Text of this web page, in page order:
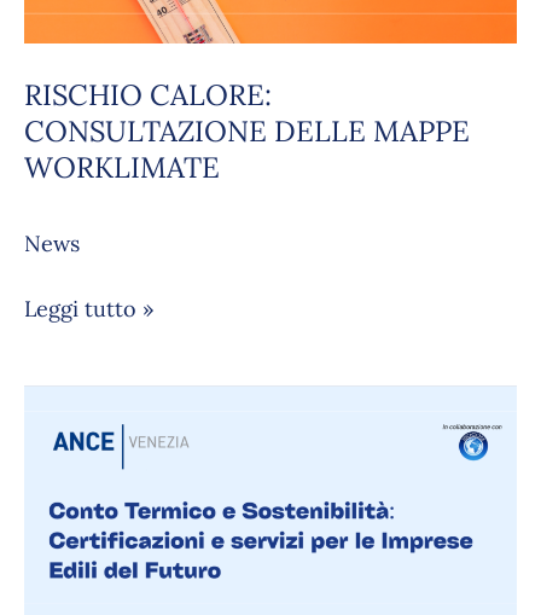
RISCHIO CALORE:
CONSULTAZIONE DELLE MAPPE
WORKLIMATE
News
Leggi tutto »
Termico
sostenibilità